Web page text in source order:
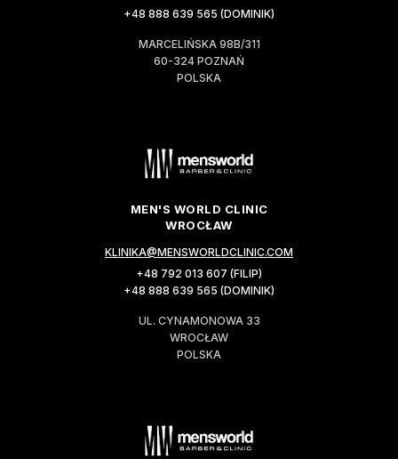
+48 888 639 565 (DOMINIK)
MARCELIŃSKA 98B/311
60-324 POZNAŃ
POLSKA
MEN'S WORLD CLINIC
WROCŁAW
KLINIKA@MENSWORLDCLINIC.COM
+48 792 013 607 (FILIP)
+48 888 639 565 (DOMINIK)
UL. CYNAMONOWA 33
WROCŁAW
POLSKA